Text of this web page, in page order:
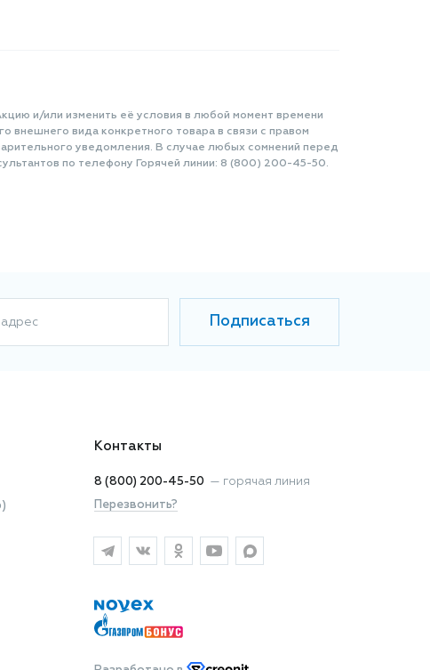
и/или изменить её условия в любой момент времени
внешнего вида конкретного товара в связи с правом
уведомления. В случае любых сомнений перед
по телефону Горячей линии: 8 (800) 200-45-50.
Подписаться
Контакты
8 (800) 200-45-50 — горячая линия
Перезвонить?